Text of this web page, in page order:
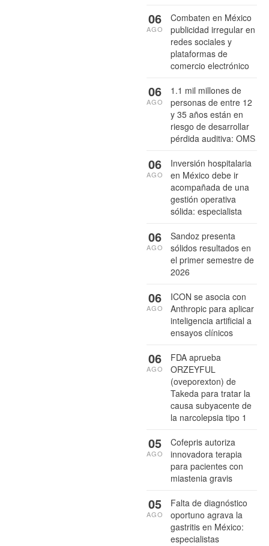
Combaten en México
publicidad irregular en
redes sociales y
plataformas de
comercio electrónico
06
AGO
1.1 mil millones de
personas de entre 12
y 35 años están en
riesgo de desarrollar
pérdida auditiva: OMS
06
AGO
Inversión hospitalaria
en México debe ir
acompañada de una
gestión operativa
sólida: especialista
06
AGO
Sandoz presenta
sólidos resultados en
el primer semestre de
2026
06
AGO
ICON se asocia con
Anthropic para aplicar
inteligencia artificial a
ensayos clínicos
06
AGO
FDA aprueba
ORZEYFUL
(oveporexton) de
Takeda para tratar la
causa subyacente de
la narcolepsia tipo 1
06
AGO
Cofepris autoriza
innovadora terapia
para pacientes con
miastenia gravis
05
AGO
Falta de diagnóstico
oportuno agrava la
gastritis en México:
especialistas
05
AGO